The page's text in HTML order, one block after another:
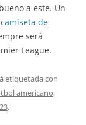
a este. Un
camiseta de
será
League.
etiquetada con
americano,
.